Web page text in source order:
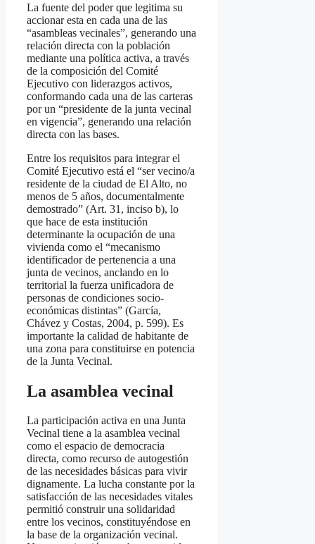
La fuente del poder que legitima su
accionar esta en cada una de las
“asambleas vecinales”, generando una
relación directa con la población
mediante una política activa, a través
de la composición del Comité
Ejecutivo con liderazgos activos,
conformando cada una de las carteras
por un “presidente de la junta vecinal
en vigencia”, generando una relación
directa con las bases.
Entre los requisitos para integrar el
Comité Ejecutivo está el “ser vecino/a
residente de la ciudad de El Alto, no
menos de 5 años, documentalmente
demostrado” (Art. 31, inciso b), lo
que hace de esta institución
determinante la ocupación de una
vivienda como el “mecanismo
identificador de pertenencia a una
junta de vecinos, anclando en lo
territorial la fuerza unificadora de
personas de condiciones socio-
económicas distintas” (García,
Chávez y Costas, 2004, p. 599). Es
importante la calidad de habitante de
una zona para constituirse en potencia
de la Junta Vecinal.
La asamblea vecinal
La participación activa en una Junta
Vecinal tiene a la asamblea vecinal
como el espacio de democracia
directa, como recurso de autogestión
de las necesidades básicas para vivir
dignamente. La lucha constante por la
satisfacción de las necesidades vitales
permitió construir una solidaridad
entre los vecinos, constituyéndose en
la base de la organización vecinal.